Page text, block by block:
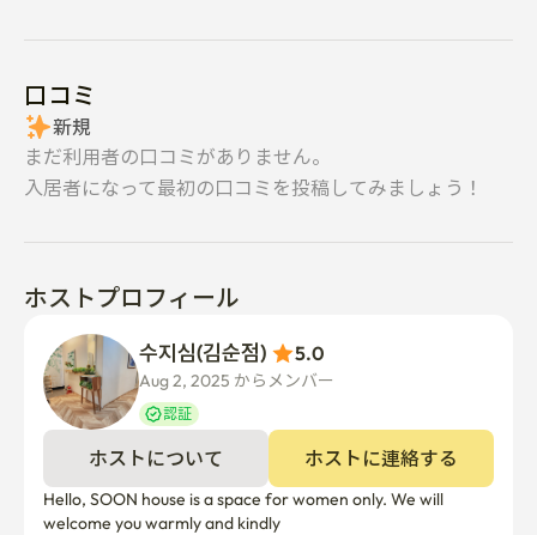
口コミ
新規
まだ利用者の口コミがありません。
入居者になって最初の口コミを投稿してみましょう！
ホストプロフィール
5.0
Aug 2, 2025 からメンバー
認証
ホストについて ホストに連絡する
Hello, SOON house is a space for women only. We will
welcome you warmly and kindly